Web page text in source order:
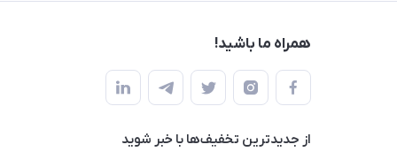
همراه ما باشید!
از جدید‌ترین تخفیف‌ها با‌ خبر شوید